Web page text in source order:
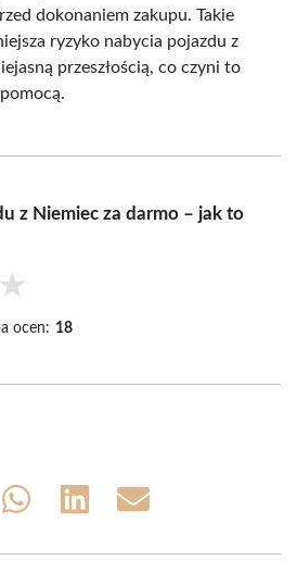
dokonaniem zakupu. Takie
ryzyko nabycia pojazdu z
przeszłością, co czyni to
z Niemiec za darmo – jak to
★
ocen: 18
Share
Share
Share